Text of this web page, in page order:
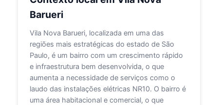
Barueri
Vila Nova Barueri, localizada em uma das
regiões mais estratégicas do estado de São
Paulo, é um bairro com um crescimento rápido
e infraestrutura bem desenvolvida, o que
aumenta a necessidade de serviços como o
laudo das instalações elétricas NR10. O bairro é
uma área habitacional e comercial, o que